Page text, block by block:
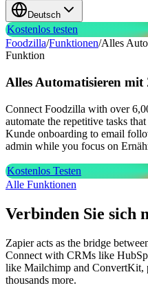
Deutsch
Kostenlos testen
Foodzilla/Funktionen/Alles
Funktion
Alles Automatisieren mit
Connect Foodzilla with over
automate the repetitive tasks
Kunde onboarding to email
admin while you focus on
Kostenlos Testen
Alle Funktionen
Verbinden Sie sich
Zapier acts as the bridge
Connect with CRMs like
like Mailchimp and ConvertKit,
thousands more.